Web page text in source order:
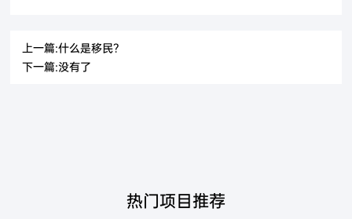
上一篇:什么是移民？
下一篇:没有了
热门项目推荐